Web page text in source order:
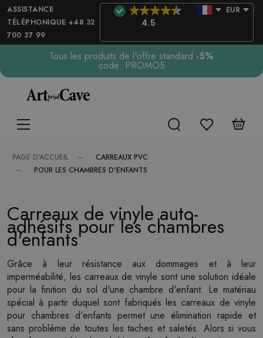
ASSISTANCE
TÉLÉPHONIQUE +48 32
700 37 99
4.5
EUR
Tous les produits de l'offre standard -5%
code: PROMO5
PAGE D'ACCUEIL
CARREAUX PVC
POUR LES CHAMBRES D'ENFANTS
Carreaux de vinyle auto-
adhésifs pour les chambres
d'enfants
Grâce à leur résistance aux dommages et à leur
imperméabilité, les carreaux de vinyle sont une solution idéale
pour la finition du sol d'une chambre d'enfant. Le matériau
spécial à partir duquel sont fabriqués les carreaux de vinyle
pour chambres d'enfants permet une élimination rapide et
sans problème de toutes les taches et saletés. Alors si vous